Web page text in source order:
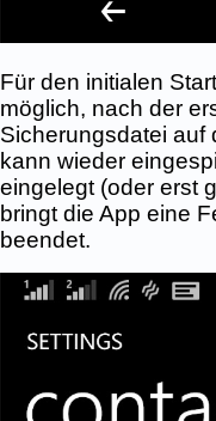
Für den initialen
möglich, nach der
Sicherungsdatei auf
kann wieder
eingelegt (oder erst
bringt die App eine
beendet.